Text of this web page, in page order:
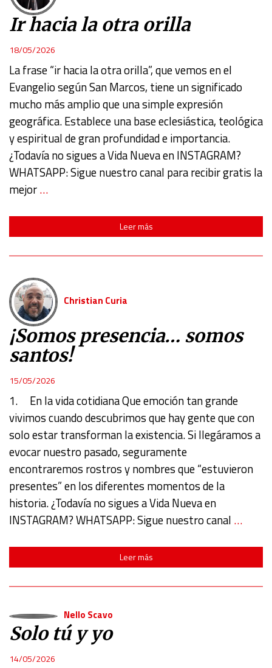
Ir hacia la otra orilla
18/05/2026
La frase “ir hacia la otra orilla”, que vemos en el
Evangelio según San Marcos, tiene un significado
mucho más amplio que una simple expresión
geográfica. Establece una base eclesiástica, teológica
y espiritual de gran profundidad e importancia.
¿Todavía no sigues a Vida Nueva en INSTAGRAM?
WHATSAPP: Sigue nuestro canal para recibir gratis la
mejor…
Leer más
Christian Curia
¡Somos presencia… somos
santos!
15/05/2026
1. En la vida cotidiana Que emoción tan grande
vivimos cuando descubrimos que hay gente que con
solo estar transforman la existencia. Si llegáramos a
evocar nuestro pasado, seguramente
encontraremos rostros y nombres que “estuvieron
presentes” en los diferentes momentos de la
historia. ¿Todavía no sigues a Vida Nueva en
INSTAGRAM? WHATSAPP: Sigue nuestro canal …
Leer más
Nello Scavo
Solo tú y yo
14/05/2026